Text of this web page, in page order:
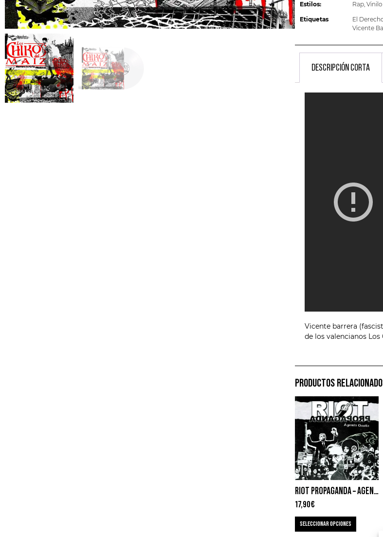
Estilos: Rap, Vinilo
Etiquetas El
Vicente
DESCRIPCIÓN CORTA
Vicente barrera
de los valencianos
PRODUCTOS
RIOT PROPAGANDA – AGENDA OCULTA
17,90€
SELECCIONAR OPCIONES